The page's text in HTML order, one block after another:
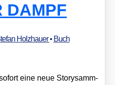
DAMPF
Holzhauer• Buch
eine neue Sto­ry­samm­